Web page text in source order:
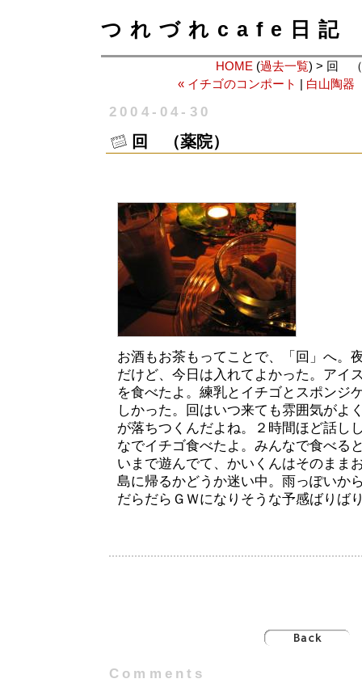
つれづれcafe日記
HOME (過去一覧) > 回 （
« イチゴのコンポート
白山陶器
2004-04-30
回 （薬院）
お酒もお茶もってことで、「回」へ。
だけど、今日は入れてよかった。アイ
を食べたよ。練乳とイチゴとスポンジ
しかった。回はいつ来ても雰囲気がよ
が落ちつくんだよね。２時間ほど話し
なでイチゴ食べたよ。みんなで食べる
いまで遊んでて、かいくんはそのまま
島に帰るかどうか迷い中。雨っぽいか
だらだらＧＷになりそうな予感ばりば
Comments